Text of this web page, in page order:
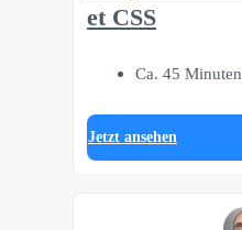
et CSS
Ca. 45 Minuten
Jetzt ansehen